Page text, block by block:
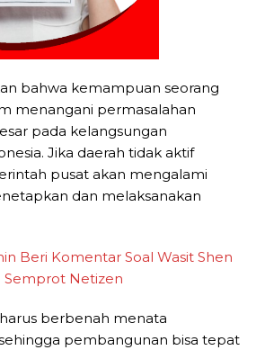
bahwa kemampuan seorang
menangani permasalahan
pada kelangsungan
Jika daerah tidak aktif
pusat akan mengalami
dan melaksanakan
Beri Komentar Soal Wasit Shen
Semprot Netizen
berbenah menata
pembangunan bisa tepat